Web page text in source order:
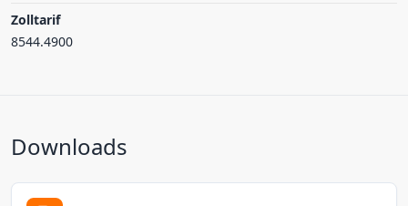
Zolltarif
8544.4900
Downloads